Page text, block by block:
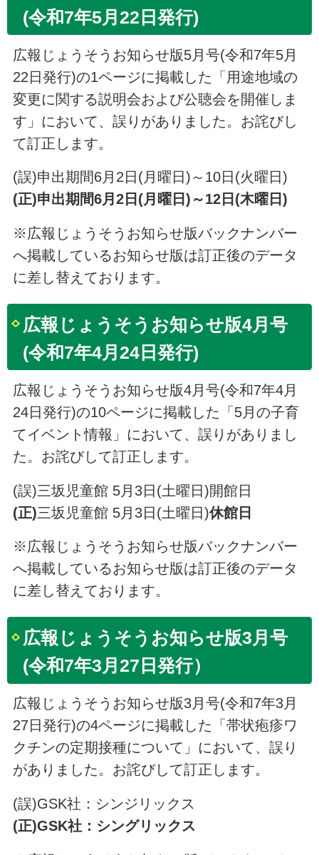
(令和7年5月22日発行)
広報じょうそうお知らせ版5月号(令和7年5月
22日発行)の1ページに掲載した「用途地域の
変更に関する説明会および公聴会を開催しま
す」において、誤りがありました。お詫びし
て訂正します。
(誤)申出期間6月2日(月曜日)～10日(火曜日)
(正)申出期間6月2日(月曜日)～12日(木曜日)
※広報じょうそうお知らせ版バックナンバー
へ掲載しているお知らせ版は訂正後のデータ
に差し替えております。
広報じょうそうお知らせ版4月号
(令和7年4月24日発行)
広報じょうそうお知らせ版4月号(令和7年4月
24日発行)の10ページに掲載した「5月の子育
てイベント情報」において、誤りがありまし
た。お詫びして訂正します。
(誤)三坂児童館 5月3日(土曜日)開館日
(正)三坂児童館 5月3日(土曜日)休館日
※広報じょうそうお知らせ版バックナンバー
へ掲載しているお知らせ版は訂正後のデータ
に差し替えております。
広報じょうそうお知らせ版3月号
(令和7年3月27日発行）
広報じょうそうお知らせ版3月号(令和7年3月
27日発行)の4ページに掲載した「帯状疱疹ワ
クチンの定期接種について」において、誤り
がありました。お詫びして訂正します。
(誤)GSK社：シンジリックス
(正)GSK社：シングリックス